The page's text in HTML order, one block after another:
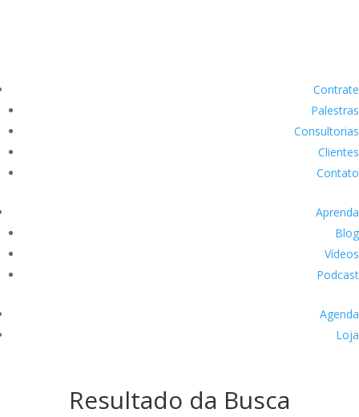
Contrate
Palestras
Consultorias
Clientes
Contato
Aprenda
Blog
Vídeos
Podcast
Agenda
Loja
Resultado da Busca